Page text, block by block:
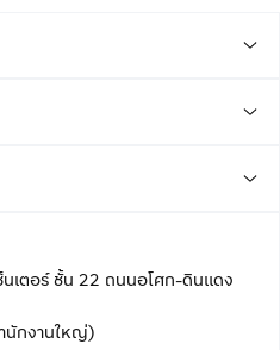
นเตอร์ ชั้น 22 ถนนอโศก-ดินแดง
นักงานใหญ่)